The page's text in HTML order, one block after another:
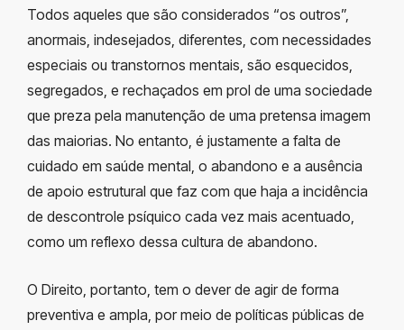
Todos aqueles que são considerados “os outros”,
anormais, indesejados, diferentes, com necessidades
especiais ou transtornos mentais, são esquecidos,
segregados, e rechaçados em prol de uma sociedade
que preza pela manutenção de uma pretensa imagem
das maiorias. No entanto, é justamente a falta de
cuidado em saúde mental, o abandono e a ausência
de apoio estrutural que faz com que haja a incidência
de descontrole psíquico cada vez mais acentuado,
como um reflexo dessa cultura de abandono.
O Direito, portanto, tem o dever de agir de forma
preventiva e ampla, por meio de políticas públicas de